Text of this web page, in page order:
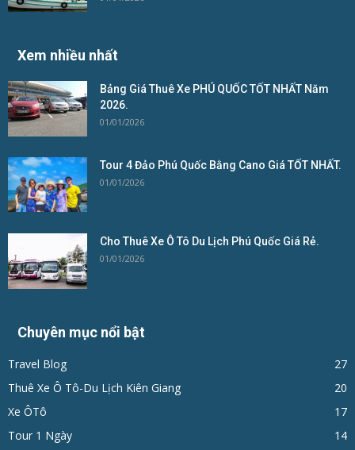
Xem nhiều nhất
Bảng Giá Thuê Xe PHÚ QUỐC TỐT NHẤT Năm
2026.
01/01/2026
Tour 4 Đảo Phú Quốc Bằng Cano Giá TỐT NHẤT.
01/01/2026
Cho Thuê Xe Ô Tô Du Lịch Phú Quốc Giá Rẻ.
01/01/2026
Chuyên mục nổi bật
Travel Blog
27
Thuê Xe Ô Tô-Du Lịch Kiên Giang
20
Xe ÔTô
17
Tour 1 Ngày
14